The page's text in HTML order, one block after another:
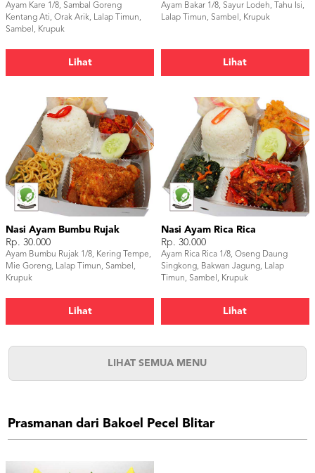
Ayam Kare 1/8, Sambal Goreng
Kentang Ati, Orak Arik, Lalap Timun,
Sambel, Krupuk
Lihat
Ayam Bakar 1/8, Sayur Lodeh, Tahu Isi,
Lalap Timun, Sambel, Krupuk
Lihat
Nasi Ayam Bumbu Rujak
Rp. 30.000
Ayam Bumbu Rujak 1/8, Kering Tempe,
Mie Goreng, Lalap Timun, Sambel,
Krupuk
Lihat
Nasi Ayam Rica Rica
Rp. 30.000
Ayam Rica Rica 1/8, Oseng Daung
Singkong, Bakwan Jagung, Lalap
Timun, Sambel, Krupuk
Lihat
LIHAT SEMUA MENU
Prasmanan dari Bakoel Pecel Blitar